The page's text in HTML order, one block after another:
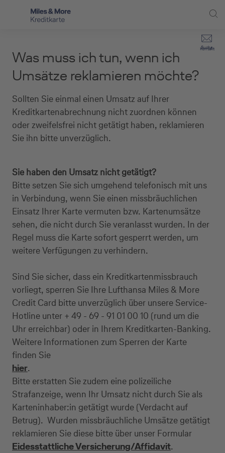
Direkt zur Suche (Enter drücken)
Kontakt
Suche
Selbstständige
Service
Schritt für Schritt zur neuen Karte
Kreditkarte empfehlen
Kreditkarte beantragen
Was muss ich tun, wenn ich
Umsätze reklamieren möchte?
Sollten Sie einmal einen Umsatz auf Ihrer
Kreditkartenabrechnung nicht zuordnen können
oder zweifelsfrei nicht getätigt haben, reklamieren
Sie ihn bitte unverzüglich.
Sie haben den Umsatz nicht getätigt?
Bitte setzen Sie sich umgehend telefonisch mit uns
in Verbindung, wenn Sie einen missbräuchlichen
Einsatz Ihrer Karte vermuten bzw. Kartenumsätze
sehen, die nicht durch Sie veranlasst wurden. In der
Regel muss die Karte sofort gesperrt werden, um
weitere Verfügungen zu verhindern.
Sind Sie sicher, dass ein Kreditkartenmissbrauch
vorliegt, sperren Sie Ihre Lufthansa Miles & More
Credit Card bitte unverzüglich über unsere Service-
Hotline unter + 49 - 69 - 91 01 00 10 (rund um die
Uhr erreichbar) oder in Ihrem Kreditkarten-Banking.
Weitere Informationen zum Sperren der Karte
finden Sie
hier.
Bitte erstatten Sie zudem eine polizeiliche
Strafanzeige, wenn Ihr Umsatz nicht durch Sie als
Karteninhaber:in getätigt wurde (Verdacht auf
Betrug). Wurden missbräuchliche Umsätze getätigt
reklamieren Sie diese bitte über unser Formular
Eidesstattliche Versicherung/Affidavit.